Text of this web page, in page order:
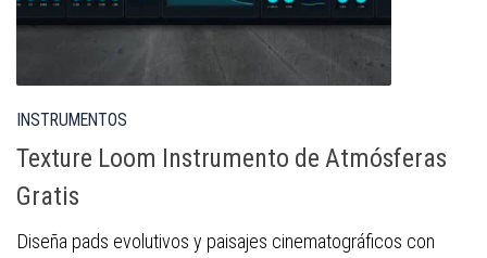
INSTRUMENTOS
Texture Loom Instrumento de Atmósferas
Gratis
Diseña pads evolutivos y paisajes cinematográficos con